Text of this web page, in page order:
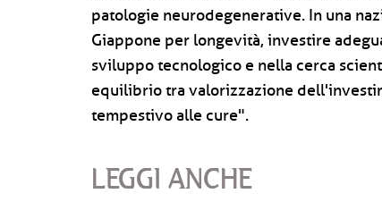
patologie neurodegenerative. In una
Giappone per longevità, investire
sviluppo tecnologico e nella cerca
equilibrio tra valorizzazione
tempestivo alle cure".
LEGGI ANCHE